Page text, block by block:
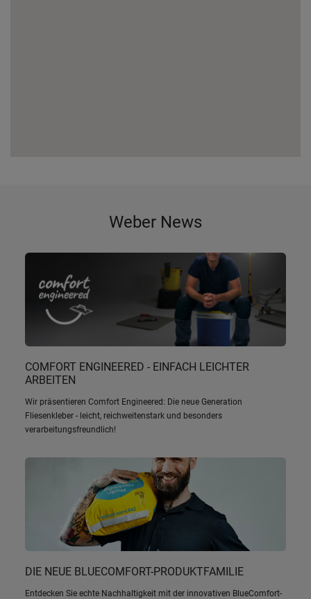
Weber News
COMFORT ENGINEERED - EINFACH LEICHTER
ARBEITEN
Wir präsentieren Comfort Engineered: Die neue Generation
Fliesenkleber - leicht, reichweitenstark und besonders
verarbeitungsfreundlich!
DIE NEUE BLUECOMFORT-PRODUKTFAMILIE
Entdecken Sie echte Nachhaltigkeit mit der innovativen BlueComfort-